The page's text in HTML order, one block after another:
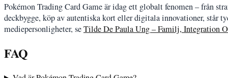
Pokémon Trading Card Game är idag ett globalt fenomen – från
deckbygge, köp av autentiska kort eller digitala innovationer, står
mediepersonligheter, seTilde De Paula Ung – Familj, Integration
FAQ